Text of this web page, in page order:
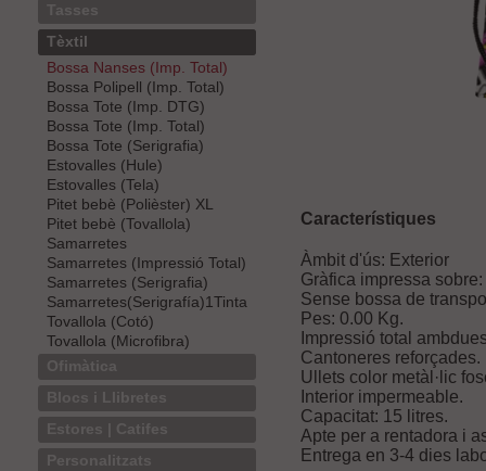
Tasses
Tèxtil
Bossa Nanses (Imp. Total)
Bossa Polipell (Imp. Total)
Bossa Tote (Imp. DTG)
Bossa Tote (Imp. Total)
Bossa Tote (Serigrafia)
Estovalles (Hule)
Estovalles (Tela)
Pitet bebè (Polièster) XL
Pitet bebè (Tovallola)
Samarretes
Samarretes (Impressió Total)
Samarretes (Serigrafia)
Samarretes(Serigrafía)1Tinta
Tovallola (Cotó)
Tovallola (Microfibra)
Ofimàtica
Blocs i Llibretes
Estores | Catifes
Personalitzats
Característiques
Àmbit d'ús: Exterior
Gràfica impressa
Sense bossa de
Pes: 0.00 Kg.
Impressió total
Cantoneres reforçades.
Ullets color metàl·lic
Interior impermeable.
Capacitat: 15 litres.
Apte per a rentadora i
Entrega en 3-4 dies